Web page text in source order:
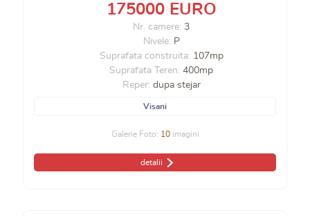
175000 EURO
Nr. camere: 3
Nivele: P
Suprafata construita: 107mp
Suprafata Teren: 400mp
Reper: dupa stejar
Visani
Galerie Foto: 10imagini
detalii